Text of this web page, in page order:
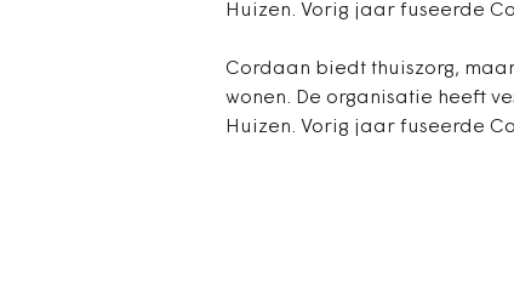
Huizen. Vorig jaar fuseerde
Cordaan biedt thuiszorg,
wonen. De organisatie heeft
Huizen. Vorig jaar fuseerde